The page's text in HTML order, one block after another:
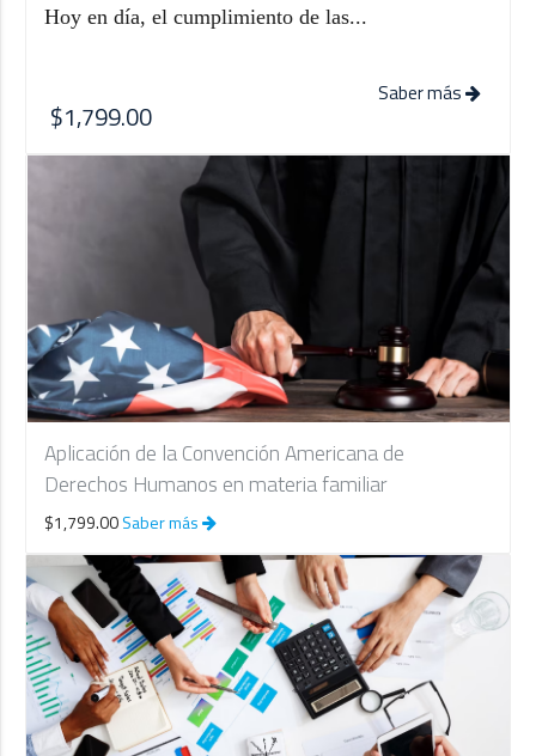
Aplicación de la Convención Americana de
Derechos Humanos en materia familiar
$1,799.00Saber más
Hoy en día, el cumplimiento de las...
$1,799.00
Saber más